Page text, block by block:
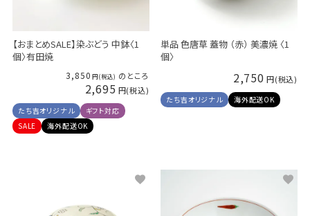
【おまとめSALE】染ぶどう 中鉢〈1
個〉有田焼
3,850 のところ
2,695
たち吉オリジナル
ギフト対応
SALE
海外配送OK
単品 色唐草 蓋物 （赤） 美濃焼 〈1
個〉
2,750
たち吉オリジナル 海外配送OK